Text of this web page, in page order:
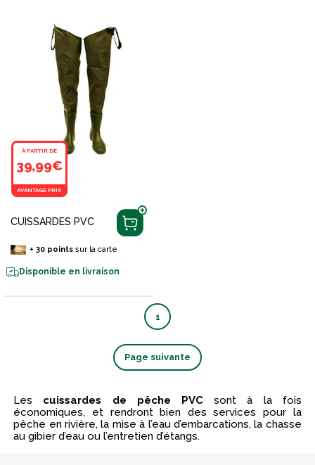
À PARTIR DE
39,99€
AVANTAGE PRIX
CUISSARDES PVC
+ 30pointssur la carte
Disponible en livraison
1
Page suivante
Les cuissardes de pêche PVC sont à la fois
économiques, et rendront bien des services pour la
pêche en rivière, la mise à l’eau d’embarcations, la chasse
au gibier d’eau ou l’entretien d’étangs.